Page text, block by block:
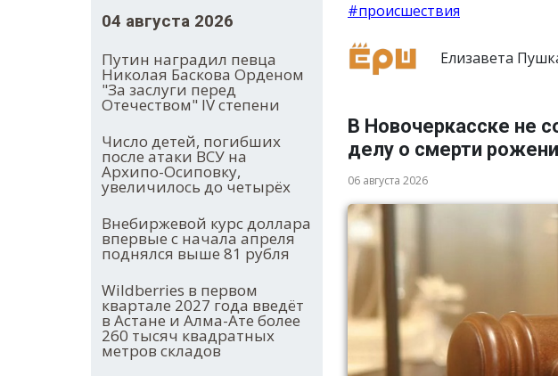
04 августа 2026
Путин наградил певца
Николая Баскова Орденом
"За заслуги перед
Отечеством" IV степени
Число детей, погибших
после атаки ВСУ на
Архипо-Осиповку,
увеличилось до четырёх
Внебиржевой курс доллара
впервые с начала апреля
поднялся выше 81 рубля
Wildberries в первом
квартале 2027 года введёт
в Астане и Алма-Ате более
260 тысяч квадратных
метров складов
#происшествия
Елизавета
В Новочеркасске не
делу о смерти
06 августа 2026